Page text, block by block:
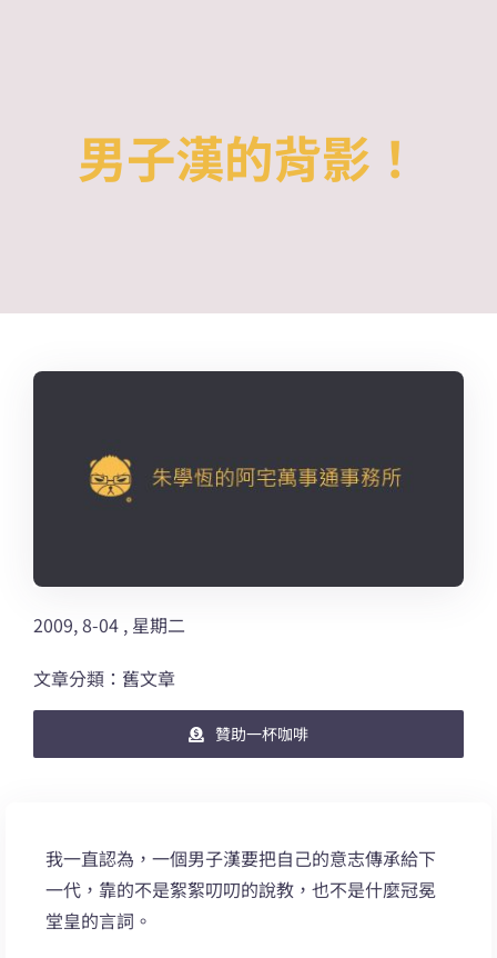
男子漢的背影！
2009, 8-04 , 星期二
文章分類：舊文章
贊助一杯咖啡
我一直認為，一個男子漢要把自己的意志傳承給下
一代，靠的不是絮絮叨叨的說教，也不是什麼冠冕
堂皇的言詞。